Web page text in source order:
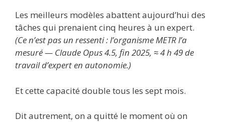
Les meilleurs modèles abattent aujourd’hui des
tâches qui prenaient cinq heures à un expert.
(Ce n’est pas un ressenti : l’organisme METR l’a
mesuré — Claude Opus 4.5, fin 2025, ≈ 4 h 49 de
travail d’expert en autonomie.)
Et cette capacité double tous les sept mois.
Dit autrement, on a quitté le moment où on